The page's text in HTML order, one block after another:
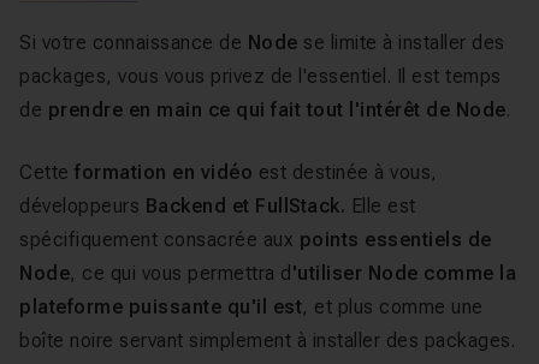
Si votre connaissance de Node se limite à installer des
packages, vous vous privez de l'essentiel. Il est temps
de prendre en main ce qui fait tout l'intérêt de Node.
Cette formation en vidéo est destinée à vous,
développeurs Backend et FullStack. Elle est
spécifiquement consacrée aux points essentiels de
Node, ce qui vous permettra d 'utiliser Node comme la
plateforme puissante qu'il est, et plus comme une
boîte noire servant simplement à installer des packages.